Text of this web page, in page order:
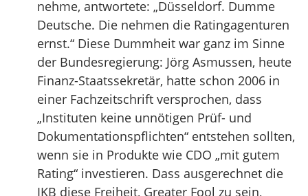
nehme, antwortete: „Düsseldorf. Dumme
Deutsche. Die nehmen die Ratingagenturen
ernst.“ Diese Dummheit war ganz im Sinne
der Bundesregierung: Jörg Asmussen, heute
Finanz-Staatssekretär, hatte schon 2006 in
einer Fachzeitschrift versprochen, dass
„Instituten keine unnötigen Prüf- und
Dokumentationspflichten“ entstehen sollten,
wenn sie in Produkte wie CDO „mit gutem
Rating“ investieren. Dass ausgerechnet die
IKB diese Freiheit, Greater Fool zu sein,